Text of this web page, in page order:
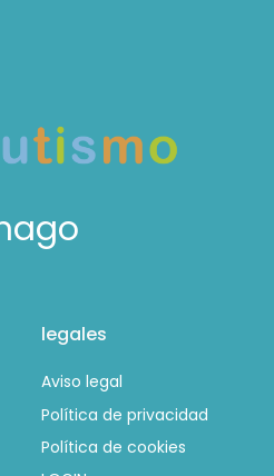
legales
Aviso legal
Política de privacidad
Política de cookies